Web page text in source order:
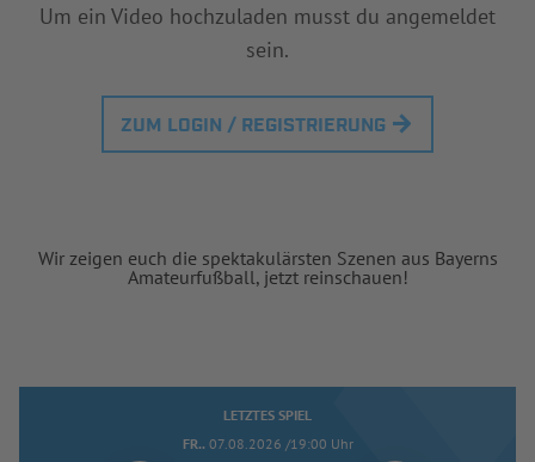
Um ein Video hochzuladen musst du angemeldet
sein.
ZUM LOGIN / REGISTRIERUNG
Wir zeigen euch die spektakulärsten Szenen aus Bayerns
Amateurfußball, jetzt reinschauen!
LETZTES SPIEL
FR.. 07.08.2026 /19:00 Uhr